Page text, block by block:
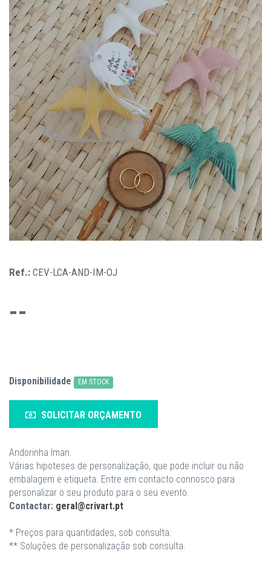
Ref.: CEV-LCA-AND-IM-OJ
--
Disponibilidade EM STOCK
SOLICITAR ORÇAMENTO
Andorinha Iman.
Várias hipoteses de personalização, que pode incluir ou não
embalagem e etiqueta. Entre em contacto connosco para
personalizar o seu produto para o seu evento.
Contactar: geral@crivart.pt
* Preços para quantidades, sob consulta.
** Soluções de personalização sob consulta.